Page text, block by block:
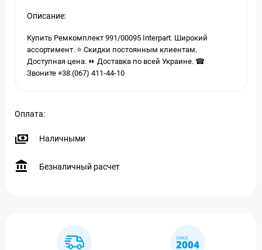
Описание:
Купить Ремкомплект 991/00095 Interpart. Широкий
ассортимент. ⭐ Скидки постоянным клиентам.
Доступная цена. ⏩ Доставка по всей Украине. ☎
Звоните +38 (067) 411-44-10
Оплата:
Наличными
Безналичный расчет